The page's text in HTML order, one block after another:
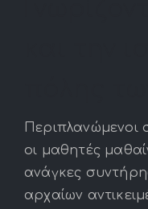
οι μαθητές
ανάγκες
αρχαίων